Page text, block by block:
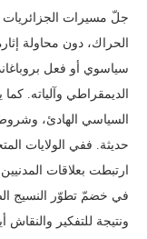
جلّ مسيرات الجزائريات
الحراك، دون محاولة
سياسوي أو فعل
الديمقراطي وآلياته.
السياسي الهادئ،
حديثة. ففي الولايات
ارتبطت بعلاقات
في خضمّ تطوّر النسيج
ونتيجة للتفكير والنقاش